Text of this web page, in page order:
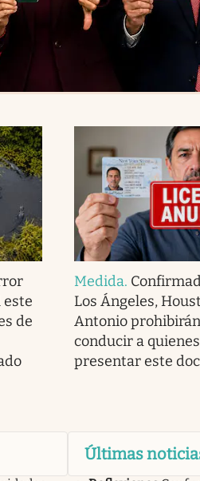
este
de
Medida.
Los Ángeles,
Antonio
conducir a
presentar este
Últimas